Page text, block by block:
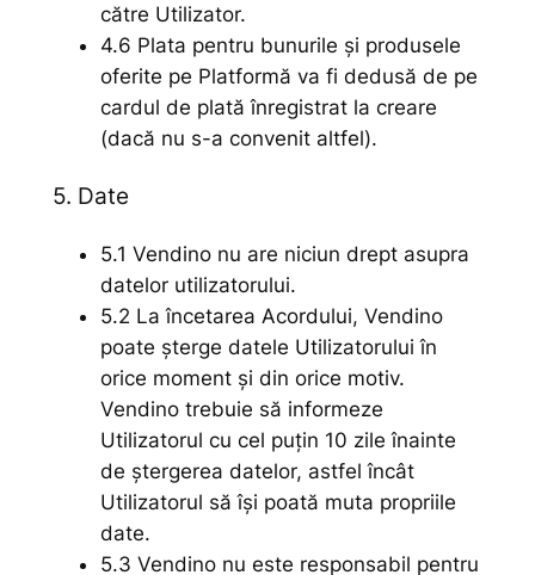
către Utilizator.
4.6 Plata pentru bunurile și produsele
oferite pe Platformă va fi dedusă de pe
cardul de plată înregistrat la creare
(dacă nu s-a convenit altfel).
5. Date
5.1 Vendino nu are niciun drept asupra
datelor utilizatorului.
5.2 La încetarea Acordului, Vendino
poate șterge datele Utilizatorului în
orice moment și din orice motiv.
Vendino trebuie să informeze
Utilizatorul cu cel puțin 10 zile înainte
de ștergerea datelor, astfel încât
Utilizatorul să își poată muta propriile
date.
5.3 Vendino nu este responsabil pentru